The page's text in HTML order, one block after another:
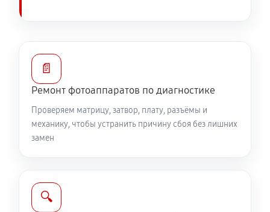
Юстировка фотоаппарата Canon EOS 750D
Комплексная чистка фотоаппарата Canon EOS 750D
Программный ремонт фотоаппарата Canon EOS
750D
📄
Ремонт фотоаппаратов по диагностике
Проверяем матрицу, затвор, плату, разъёмы и
механику, чтобы устранить причину сбоя без лишних
замен
🔍